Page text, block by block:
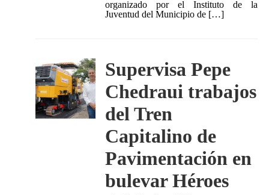
organizado por el Instituto de la
Juventud del Municipio de […]
Supervisa Pepe
Chedraui trabajos
del Tren
Capitalino de
Pavimentación en
bulevar Héroes